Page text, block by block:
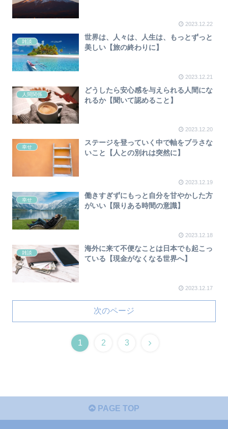
2023.12.22
雑談
世界は、人々は、人生は、もっとずっと
美しい【旅の終わりに】
2023.12.21
人間関係
どうしたら安心感を与えられる人間にな
れるか【聞いて認めること】
2023.12.20
幸せ
ステージを登っていく中で軸をブラさな
いこと【人との別れは突然に】
2023.12.19
幸せ
働きすぎずにもっと自分を甘やかした方
がいい【限りある時間の意識】
2023.12.18
雑談
海外に来て不便なことは日本でも起こっ
ている【現金がなくなる世界へ】
2023.12.17
次のページ
1 2 3
PAGE TOP